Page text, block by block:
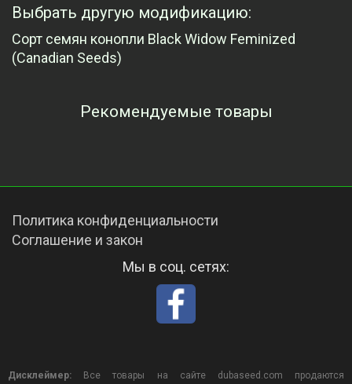
Выбрать другую модификацию:
Сорт семян конопли Black Widow Feminized
(Canadian Seeds)
Рекомендуемые товары
Политика конфиденциальности
Соглашение и закон
Мы в соц. сетях:
Дисклеймер: Все товары на сайте dubaseed.com продаются